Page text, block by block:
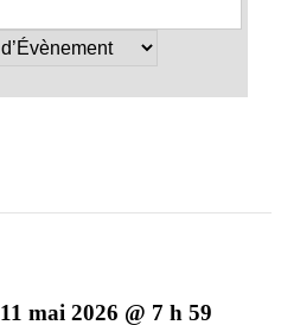
11 mai 2026 @ 7 h 59